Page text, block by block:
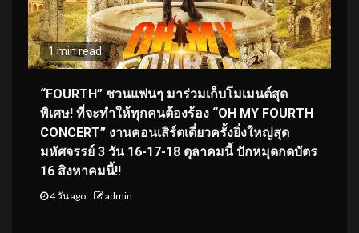
1 min read
“FOURTH” ชวนแฟนๆ มาร่วมเก็บโมเมนต์สุด
พิเศษ! ที่จะทำให้ทุกคนต้องร้อง “OH MY FOURTH
CONCERT” งานคอนเสิร์ตเดี่ยวครั้งยิ่งใหญ่สุด
มหัศจรรย์ 3 วัน 16-17-18 ตุลาคมนี้ ปักหมุดกดบัตร
16 สิงหาคมนี้!!
4 วัน ago admin